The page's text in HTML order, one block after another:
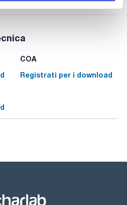
COA
Registrati per i download